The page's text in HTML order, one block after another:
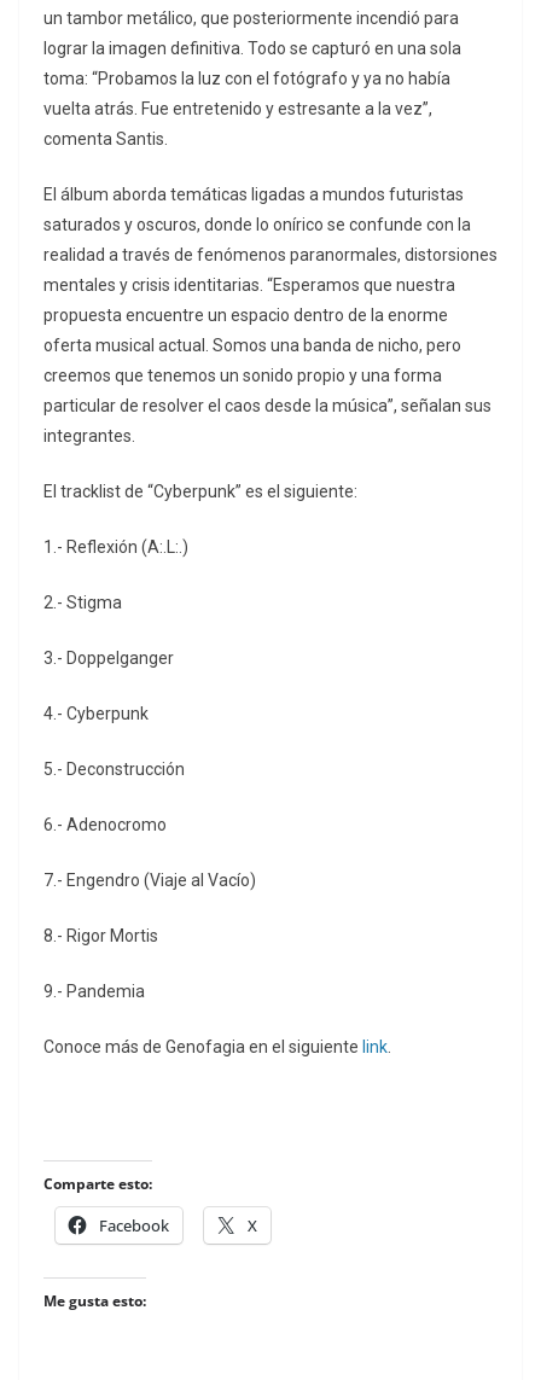
un tambor metálico, que posteriormente incendió para
lograr la imagen definitiva. Todo se capturó en una sola
toma: “Probamos la luz con el fotógrafo y ya no había
vuelta atrás. Fue entretenido y estresante a la vez”,
comenta Santis.
El álbum aborda temáticas ligadas a mundos futuristas
saturados y oscuros, donde lo onírico se confunde con la
realidad a través de fenómenos paranormales, distorsiones
mentales y crisis identitarias. “Esperamos que nuestra
propuesta encuentre un espacio dentro de la enorme
oferta musical actual. Somos una banda de nicho, pero
creemos que tenemos un sonido propio y una forma
particular de resolver el caos desde la música”, señalan sus
integrantes.
El tracklist de “Cyberpunk” es el siguiente:
1.- Reflexión (A:.L:.)
2.- Stigma
3.- Doppelganger
4.- Cyberpunk
5.- Deconstrucción
6.- Adenocromo
7.- Engendro (Viaje al Vacío)
8.- Rigor Mortis
9.- Pandemia
Conoce más de Genofagia en el siguiente link
Comparte esto:
Facebook X
Me gusta esto: